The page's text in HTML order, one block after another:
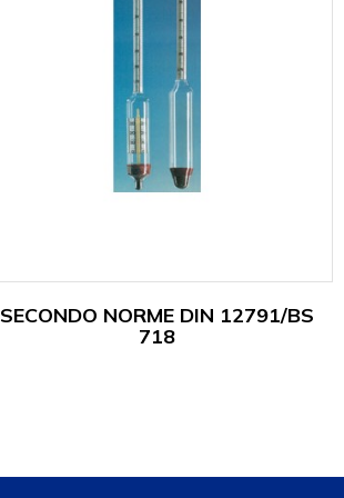
SECONDO NORME DIN 12791/BS
718